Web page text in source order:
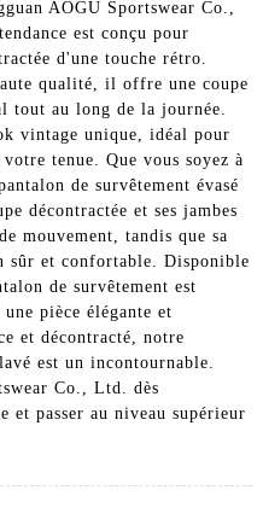
AOGU Sportswear Co.,
est conçu pour
d'une touche rétro.
qualité, il offre une coupe
tout au long de la journée.
vintage unique, idéal pour
tenue. Que vous soyez à
de survêtement évasé
décontractée et ses jambes
mouvement, tandis que sa
sûr et confortable. Disponible
de survêtement est
pièce élégante et
et décontracté, notre
est un incontournable.
Co., Ltd. dès
et passer au niveau supérieur